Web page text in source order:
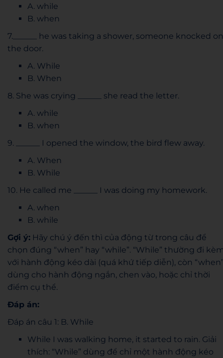
A. while
B. when
7.______ he was taking a shower, someone knocked on
the door.
A. While
B. When
8. She was crying ______ she read the letter.
A. while
B. when
9. ______ I opened the window, the bird flew away.
A. When
B. While
10. He called me ______ I was doing my homework.
A. when
B. while
Gợi ý: Hãy chú ý đến thì của động từ trong câu để
chọn đúng “when” hay “while”. “While” thường đi
với hành động kéo dài (quá khứ tiếp diễn), còn
dùng cho hành động ngắn, chen vào, hoặc chỉ thời
điểm cụ thể.
Đáp án:
Đáp án câu 1: B. While
While I was walking home, it started to rain. Giải
thích: “While” dùng để chỉ một hành động kéo